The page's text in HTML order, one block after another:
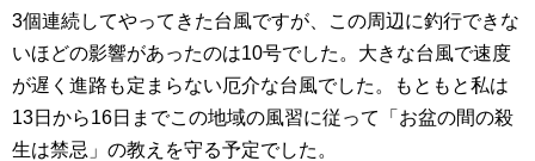
3個連続してやってきた台風ですが、この周辺に釣行できな
いほどの影響があったのは10号でした。大きな台風で速度
が遅く進路も定まらない厄介な台風でした。もともと私は
13日から16日までこの地域の風習に従って「お盆の間の殺
生は禁忌」の教えを守る予定でした。